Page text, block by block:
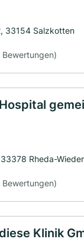
33154 Salzkotten
Bewertungen)
Rheda-
Bewertungen)
Klinik